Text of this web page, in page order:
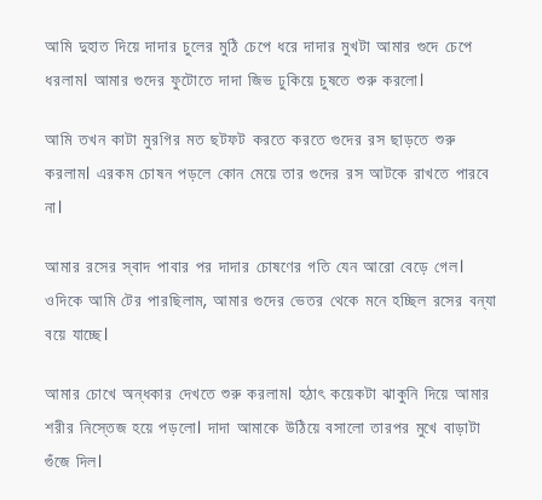
আমি দুহাত দিয়ে দাদার চুলের মুঠি চেপে ধরে দাদার মুখটা আমার গুদে চেপে
ধরলাম। আমার গুদের ফুটোতে দাদা জিভ ঢুকিয়ে চুষতে শুরু করলো।
আমি তখন কাটা মুরগির মত ছটফট করতে করতে গুদের রস ছাড়তে শুরু
করলাম। এরকম চোষন পড়লে কোন মেয়ে তার গুদের রস আটকে রাখতে পারবে
না।
আমার রসের স্বাদ পাবার পর দাদার চোষণের গতি যেন আরো বেড়ে গেল।
ওদিকে আমি টের পারছিলাম, আমার গুদের ভেতর থেকে মনে হচ্ছিল রসের বন্যা
বয়ে যাচ্ছে।
আমার চোখে অন্ধকার দেখতে শুরু করলাম। হঠাৎ কয়েকটা ঝাকুনি দিয়ে আমার
শরীর নিস্তেজ হয়ে পড়লো। দাদা আমাকে উঠিয়ে বসালো তারপর মুখে বাড়াটা
গুঁজে দিল।